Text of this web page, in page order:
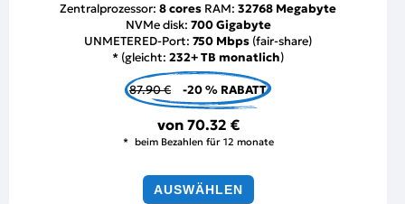
Zentralprozessor: 8 cores RAM: 32768 Megabyte
NVMe disk: 700 Gigabyte
UNMETERED-Port: 750 Mbps (fair-share)
* (gleicht: 232+ TB monatlich)
87.90 € -20 % RABATT
von 70.32 €
beim Bezahlen für 12 monate
AUSWÄHLEN